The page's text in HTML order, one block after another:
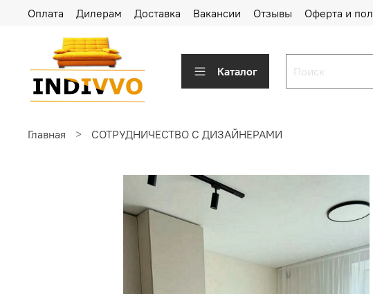
Оплата Дилерам Доставка Вакансии Отзывы Оферта и
Каталог
Главная СОТРУДНИЧЕСТВО С ДИЗАЙНЕРАМИ